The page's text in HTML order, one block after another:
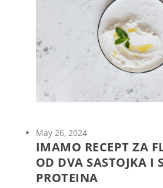
May 26, 2024
IMAMO RECEPT ZA
OD DVA SASTOJKA I
PROTEINA